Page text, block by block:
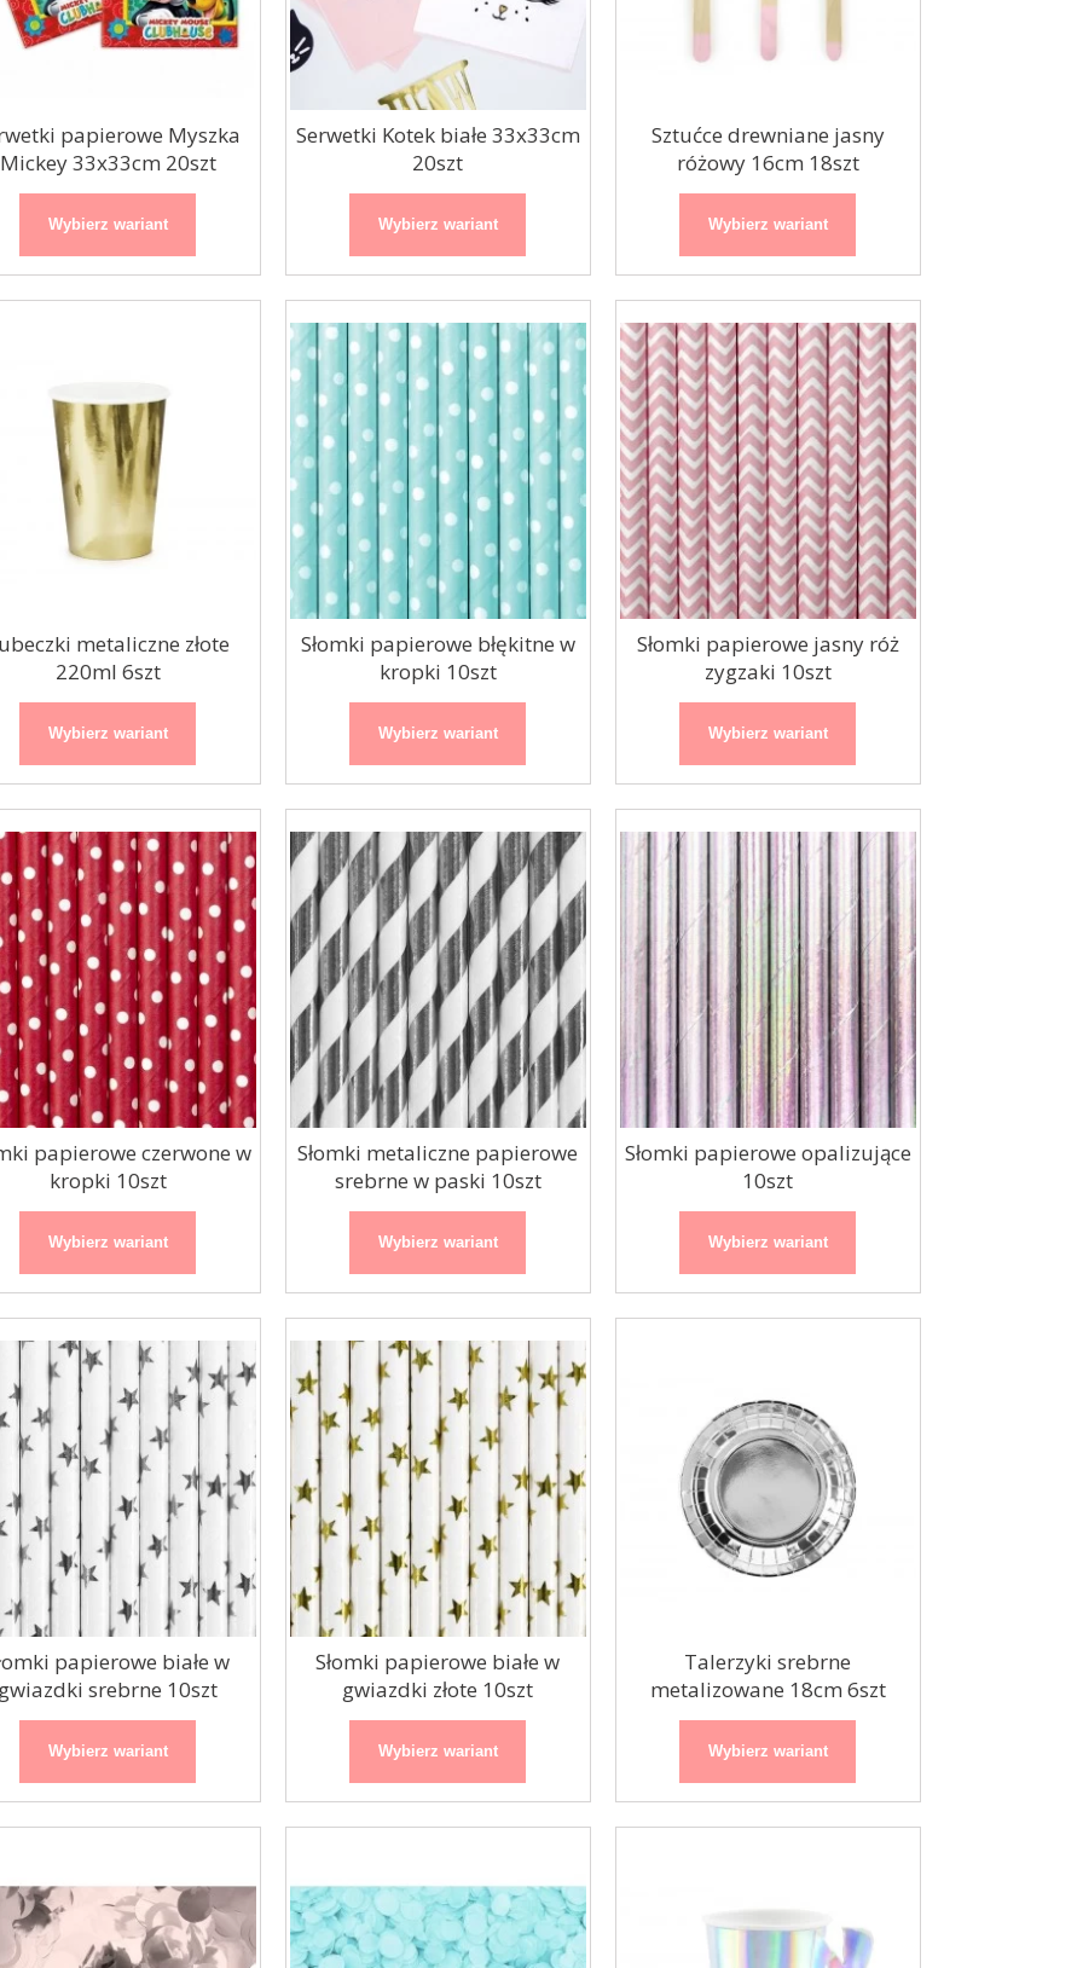
papierowe Myszka
Mickey 33x33cm 20szt
Wybierz wariant
Serwetki Kotek białe 33x33cm
20szt
Wybierz wariant
Sztućce drewniane jasny
różowy 16cm 18szt
Wybierz wariant
metaliczne złote
220ml 6szt
Wybierz wariant
Słomki papierowe błękitne w
kropki 10szt
Wybierz wariant
Słomki papierowe jasny róż
zygzaki 10szt
Wybierz wariant
papierowe czerwone w
kropki 10szt
Wybierz wariant
Słomki metaliczne papierowe
srebrne w paski 10szt
Wybierz wariant
Słomki papierowe opalizujące
10szt
Wybierz wariant
papierowe białe w
srebrne 10szt
Wybierz wariant
Słomki papierowe białe w
gwiazdki złote 10szt
Wybierz wariant
Talerzyki srebrne
metalizowane 18cm 6szt
Wybierz wariant